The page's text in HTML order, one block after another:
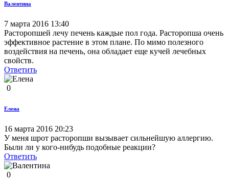
Валентина
7 марта 2016 13:40
Расторопшей лечу печень каждые пол года. Расторопша очень
эффективное растение в этом плане. По мимо полезного
воздействия на печень, она обладает еще кучей лечебных
свойств.
Ответить
0
Елена
16 марта 2016 20:23
У меня шрот расторопши вызывает сильнейшую аллергию.
Были ли у кого-нибудь подобные реакции?
Ответить
0